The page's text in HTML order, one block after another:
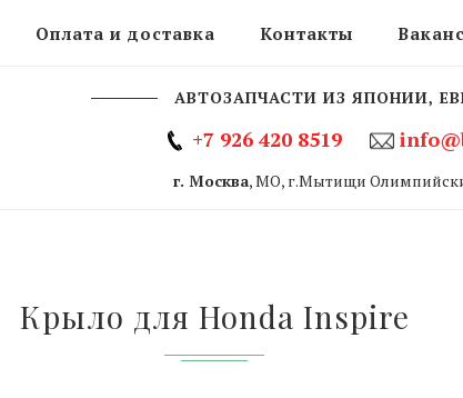
Оплата и доставка Контакты
АВТОЗАПЧАСТИ ИЗ ЯПОНИИ,
+7 926 420 8519
г. Москва, МО, г.Мытищи
Крыло для Honda Inspire